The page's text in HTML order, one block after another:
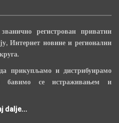
регистрован приватни
Интернет новине и регионални
прикупљамо и дистрибуирамо
бавимо се истраживањем и
dalje...